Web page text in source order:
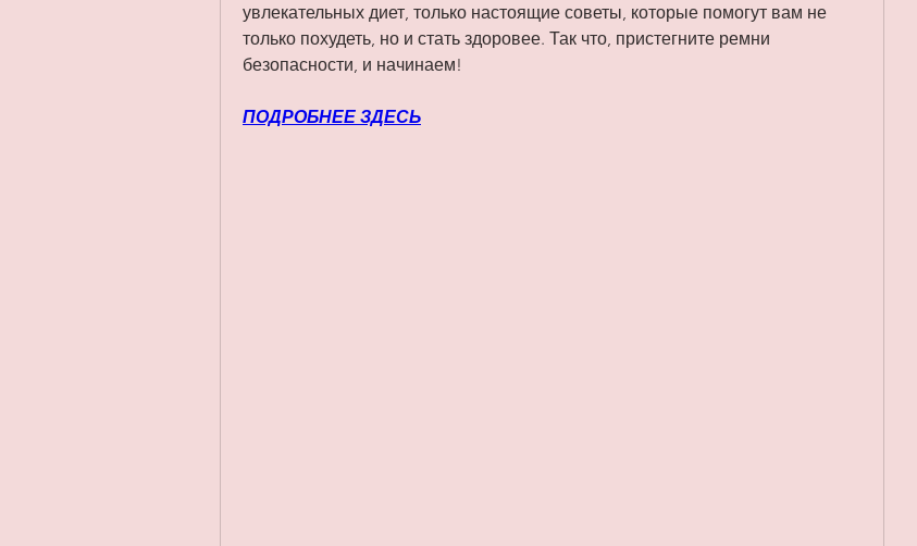
увлекательных диет, только настоящие советы, которые помогут вам не
только похудеть, но и стать здоровее. Так что, пристегните ремни
безопасности, и начинаем!
ПОДРОБНЕЕ ЗДЕСЬ